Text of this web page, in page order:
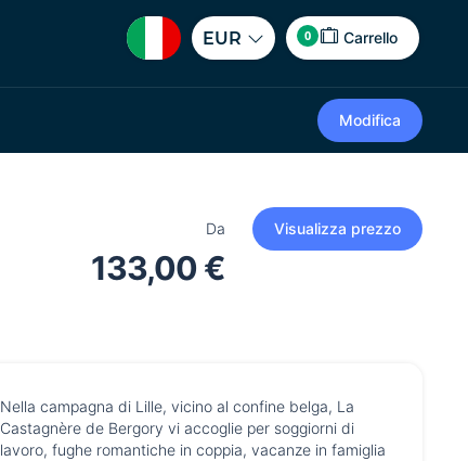
EUR 0 Carrello
Modifica
Da
133,00 €
Visualizza prezzo
Nella campagna di Lille, vicino al confine belga, La
Castagnère de Bergory vi accoglie per soggiorni di
lavoro, fughe romantiche in coppia, vacanze in famiglia